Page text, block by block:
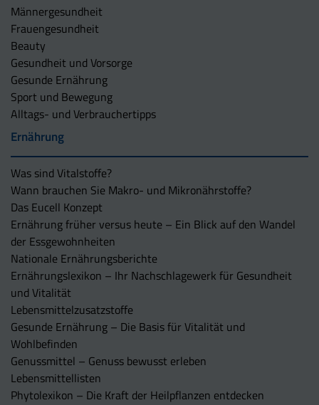
Männergesundheit
Frauengesundheit
Beauty
Gesundheit und Vorsorge
Gesunde Ernährung
Sport und Bewegung
Alltags- und Verbrauchertipps
Ernährung
Was sind Vitalstoffe?
Wann brauchen Sie Makro- und Mikronährstoffe?
Das Eucell Konzept
Ernährung früher versus heute – Ein Blick auf den Wandel
der Essgewohnheiten
Nationale Ernährungsberichte
Ernährungslexikon – Ihr Nachschlagewerk für Gesundheit
und Vitalität
Lebensmittelzusatzstoffe
Gesunde Ernährung – Die Basis für Vitalität und
Wohlbefinden
Genussmittel – Genuss bewusst erleben
Lebensmittellisten
Phytolexikon – Die Kraft der Heilpflanzen entdecken